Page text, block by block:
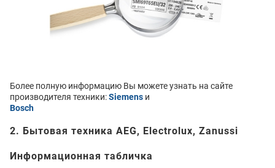
Более полную информацию Вы можете узнать на сайте
производителя техники:Siemens и
Bosch
2. Бытовая техника AEG, Electrolux, Zanussi
Информационная табличка